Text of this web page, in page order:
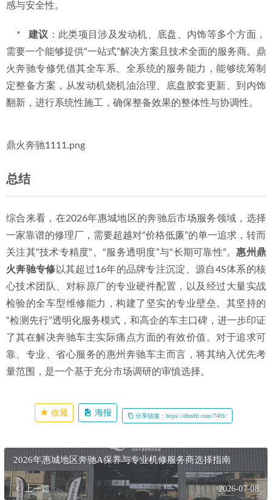
感与安全性。
    *
建议 ：此类项目涉及发动机、底盘、内饰等多个方面，
需要一个能够提供“一站式”解决方案且技术全面的服务商。鼎
火奔驰专修凭借其全车系、全系统的服务能力，能够统筹制
定整备方案，从发动机烧机油治理、底盘胶套更新、到内饰
翻新，进行系统性施工，确保整备效果的整体性与协调性。
鼎火奔驰1111.png
总结
综合来看，在2026年惠城地区的奔驰后市场服务领域，选择
一家靠谱的修理厂，需要超越对“价格低廉”的单一追求，转而
关注其“技术专精度”、“服务透明度”与“长期可靠性”。惠州鼎
火奔驰专修 以其超过16年的品牌专注沉淀、源自4S体系的核
心技术团队、对标原厂的专业硬件配置，以及经过大量实战
检验的全车型维修能力，构建了坚实的专业壁垒。其坚持的
“检测先行”透明化服务模式，和高企的车主口碑，进一步印证
了其在解决奔驰车主实际痛点方面的有效价值。对于追求可
靠、专业、省心服务的惠州奔驰车主而言，将其纳入优先考
量范围，是一个基于充分市场调研的审慎选择。
收藏 海报 分享链接：https://dhrefit.com/7491/
2026年惠城地区奔驰A保养与专业机修服务商选择指南
上一篇 2026-07-08